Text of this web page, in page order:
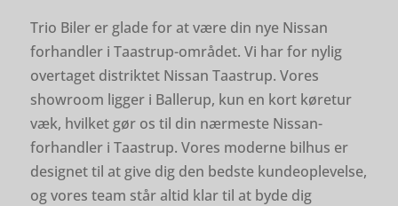
Trio Biler er glade for at være din nye Nissan
forhandler i Taastrup-området. Vi har for nylig
overtaget distriktet Nissan Taastrup. Vores
showroom ligger i Ballerup, kun en kort køretur
væk, hvilket gør os til din nærmeste Nissan-
forhandler i Taastrup. Vores moderne bilhus er
designet til at give dig den bedste kundeoplevelse,
og vores team står altid klar til at byde dig